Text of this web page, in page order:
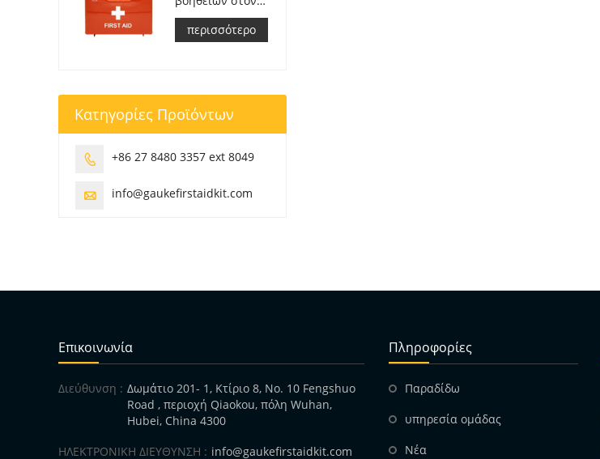
χώρο εργασίας
πληρούν το DM
388 del
περισσότερο
Κατηγορίες Προϊόντων
 +86 27 8480 3357 ext 8049
 info@gaukefirstaidkit.com
Επικοινωνία
Διεύθυνση : Δωμάτιο 201- 1, Κτίριο 8, No. 10 Fengshuo
Road , περιοχή Qiaokou, πόλη Wuhan,
Hubei, China 4300
ΗΛΕΚΤΡΟΝΙΚΗ ΔΙΕΥΘΥΝΣΗ : info@gaukefirstaidkit.com
Πληροφορίες
Παραδίδω
υπηρεσία ομάδας
Νέα